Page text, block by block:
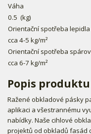
Váha
0.5 (kg)
Orientační spotřeba lepidla
cca 4-5 kg/m²
Orientační spotřeba
cca 6-7 kg/m²
Popis produktu
Ražené obkladové pásky
aplikaci a všestrannému
nabídky. Naše cihlové
projektů od obkladů fasád